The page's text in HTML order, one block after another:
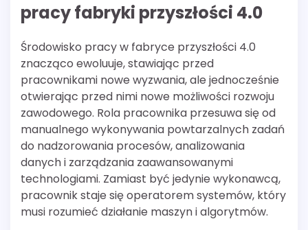
pracy fabryki przyszłości 4.0
Środowisko pracy w fabryce przyszłości 4.0
znacząco ewoluuje, stawiając przed
pracownikami nowe wyzwania, ale jednocześnie
otwierając przed nimi nowe możliwości rozwoju
zawodowego. Rola pracownika przesuwa się od
manualnego wykonywania powtarzalnych zadań
do nadzorowania procesów, analizowania
danych i zarządzania zaawansowanymi
technologiami. Zamiast być jedynie wykonawcą,
pracownik staje się operatorem systemów, który
musi rozumieć działanie maszyn i algorytmów.